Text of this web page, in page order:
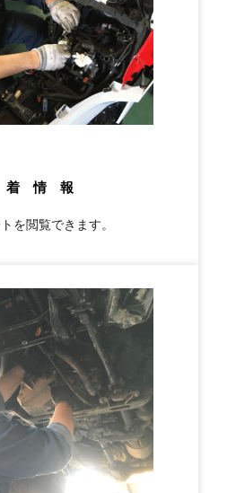
着 情 報
を閲覧できます。